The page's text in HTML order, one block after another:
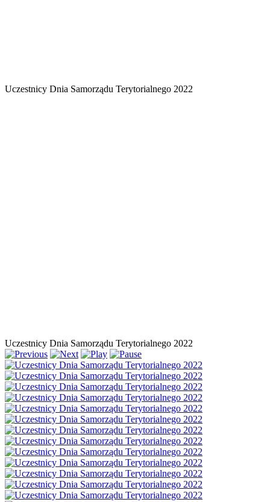
Uczestnicy Dnia Samorządu Terytorialnego 2022
Uczestnicy Dnia Samorządu Terytorialnego 2022